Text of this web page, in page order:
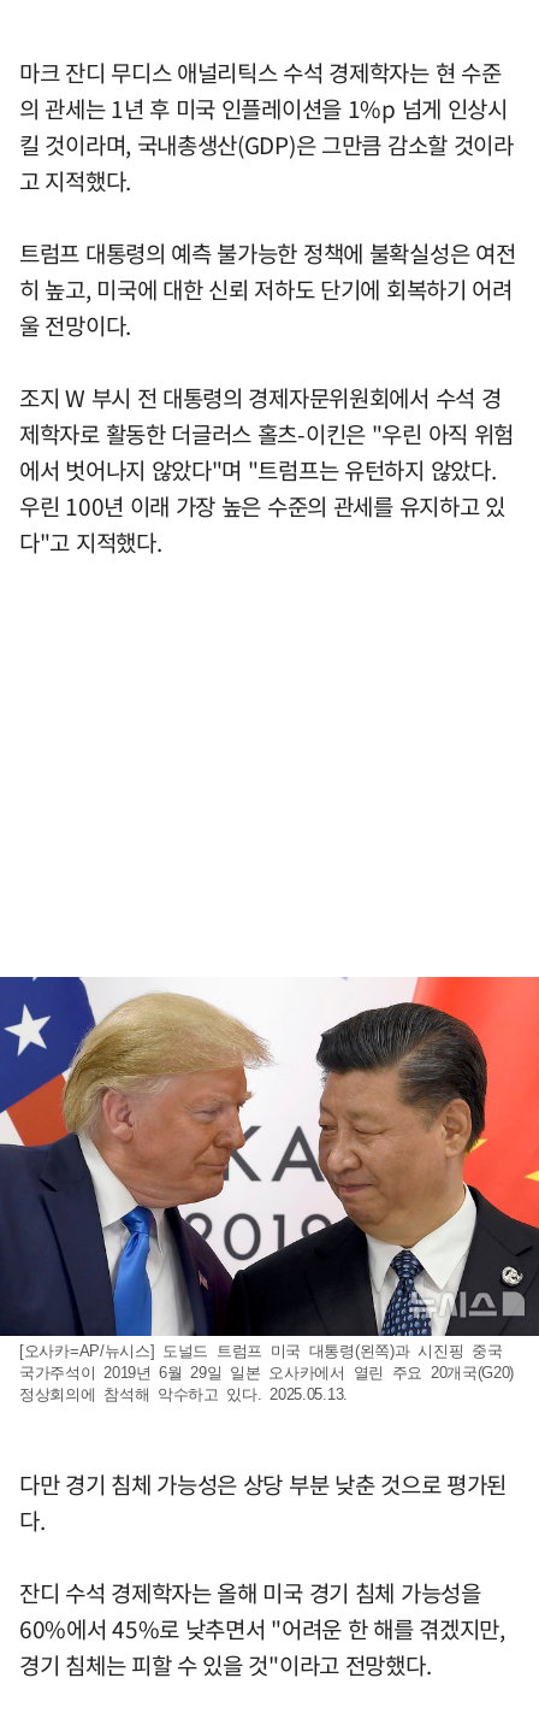
마크 잔디 무디스 애널리틱스 수석 경제학자는 현 수준
의 관세는 1년 후 미국 인플레이션을 1%p 넘게 인상시
킬 것이라며, 국내총생산(GDP)은 그만큼 감소할 것이라
고 지적했다.
트럼프 대통령의 예측 불가능한 정책에 불확실성은 여전
히 높고, 미국에 대한 신뢰 저하도 단기에 회복하기 어려
울 전망이다.
조지 W 부시 전 대통령의 경제자문위원회에서 수석 경
제학자로 활동한 더글러스 홀츠-이킨은 "우린 아직 위험
에서 벗어나지 않았다"며 "트럼프는 유턴하지 않았다.
우린 100년 이래 가장 높은 수준의 관세를 유지하고 있
다"고 지적했다.
[오사카=AP/뉴시스] 도널드 트럼프 미국 대통령(왼쪽)과 시진핑 중국
국가주석이 2019년 6월 29일 일본 오사카에서 열린 주요 20개국(G20)
정상회의에 참석해 악수하고 있다. 2025.05.13.
다만 경기 침체 가능성은 상당 부분 낮춘 것으로 평가된
다.
잔디 수석 경제학자는 올해 미국 경기 침체 가능성을
60%에서 45%로 낮추면서 "어려운 한 해를 겪겠지만,
경기 침체는 피할 수 있을 것"이라고 전망했다.